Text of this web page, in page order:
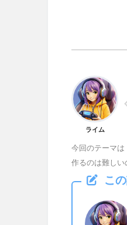
ライム
今回のテーマ
作るのは難しい
こ